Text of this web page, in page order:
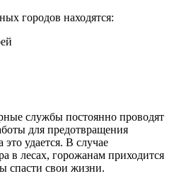
городов находятся:
службы постоянно проводят
для предотвращения
удается. В случае
в лесах, горожанам приходится
спасти свои жизни.